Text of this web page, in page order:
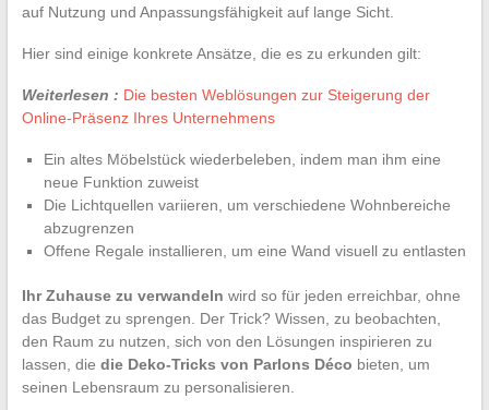
auf Nutzung und Anpassungsfähigkeit auf lange Sicht.
Hier sind einige konkrete Ansätze, die es zu erkunden gilt:
Weiterlesen : Die besten Weblösungen zur Steigerung der
Online-Präsenz Ihres Unternehmens
Ein altes Möbelstück wiederbeleben, indem man ihm eine
neue Funktion zuweist
Die Lichtquellen variieren, um verschiedene Wohnbereiche
abzugrenzen
Offene Regale installieren, um eine Wand visuell zu entlasten
Ihr Zuhause zu verwandeln wird so für jeden erreichbar, ohne
das Budget zu sprengen. Der Trick? Wissen, zu beobachten,
den Raum zu nutzen, sich von den Lösungen inspirieren zu
lassen, die die Deko-Tricks von Parlons Déco bieten, um
seinen Lebensraum zu personalisieren.